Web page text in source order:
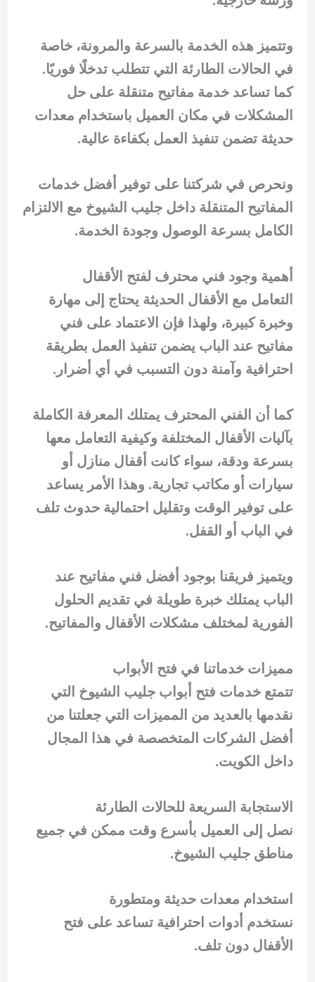
وتتميز هذه الخدمة بالسرعة والمرونة، خاصة
في الحالات الطارئة التي تتطلب تدخلًا فوريًا.
كما تساعد خدمة مفاتيح متنقلة على حل
المشكلات في مكان العميل باستخدام معدات
حديثة تضمن تنفيذ العمل بكفاءة عالية.
ونحرص في شركتنا على توفير أفضل خدمات
المفاتيح المتنقلة داخل جليب الشيوخ مع الالتزام
الكامل بسرعة الوصول وجودة الخدمة.
أهمية وجود فني محترف لفتح الأقفال
التعامل مع الأقفال الحديثة يحتاج إلى مهارة
وخبرة كبيرة، ولهذا فإن الاعتماد على فني
مفاتيح عند الباب يضمن تنفيذ العمل بطريقة
احترافية وآمنة دون التسبب في أي أضرار.
كما أن الفني المحترف يمتلك المعرفة الكاملة
بآليات الأقفال المختلفة وكيفية التعامل معها
بسرعة ودقة، سواء كانت أقفال منازل أو
سيارات أو مكاتب تجارية. وهذا الأمر يساعد
على توفير الوقت وتقليل احتمالية حدوث تلف
في الباب أو القفل.
ويتميز فريقنا بوجود أفضل فني مفاتيح عند
الباب يمتلك خبرة طويلة في تقديم الحلول
الفورية لمختلف مشكلات الأقفال والمفاتيح.
مميزات خدماتنا في فتح الأبواب
تتمتع خدمات فتح أبواب جليب الشيوخ التي
نقدمها بالعديد من المميزات التي جعلتنا من
أفضل الشركات المتخصصة في هذا المجال
داخل الكويت.
الاستجابة السريعة للحالات الطارئة
نصل إلى العميل بأسرع وقت ممكن في جميع
مناطق جليب الشيوخ.
استخدام معدات حديثة ومتطورة
نستخدم أدوات احترافية تساعد على فتح
الأقفال دون تلف.